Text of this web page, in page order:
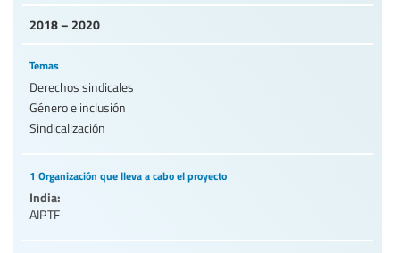
2018 – 2020
Temas
Derechos sindicales
Género e inclusión
Sindicalización
1 Organización que lleva a cabo el proyecto
India:
AIPTF